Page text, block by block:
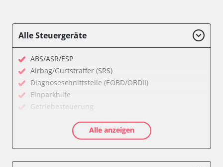
Alle Steuergeräte
ABS/ASR/ESP
Airbag/Gurtstraffer (SRS)
Diagnoseschnittstelle (EOBD/OBDII)
Einparkhilfe
Getriebesteuerung
Kombiinstrument
Alle anzeigen